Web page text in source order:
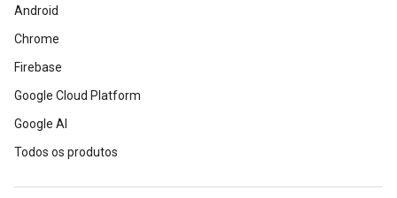
Android
Chrome
Firebase
Google Cloud Platform
Google AI
Todos os produtos